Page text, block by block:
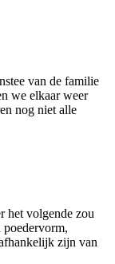
van de familie
we elkaar weer
nog niet alle
het volgende zou
zijn van